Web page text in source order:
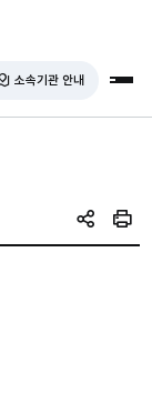
소속기관 안내 전
SNS 공유인쇄